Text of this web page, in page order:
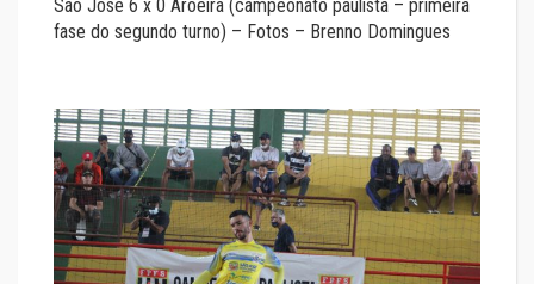
São José 6 x 0 Aroeira (campeonato paulista – primeira
fase do segundo turno) – Fotos – Brenno Domingues